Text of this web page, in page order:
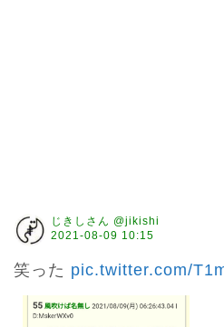
じきしさん @jikishi
2021-08-09 10:15
笑った pic.twitter.com/